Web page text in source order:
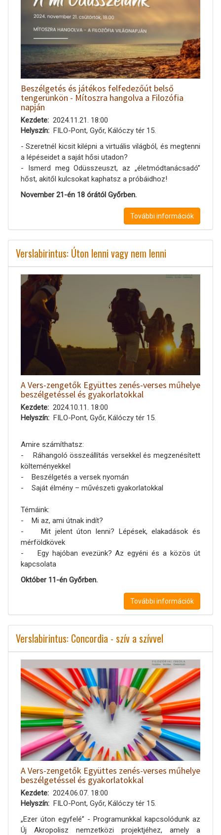
Beszélgetés és játékos felfedezőút belső
tengerünkön - Mítoszra hangolva a Filozófia
napján
Kezdete
2024.11.21. 18:00
Helyszín
FILO-Pont, Győr, Kálóczy tér 15.
- Szeretnél kicsit kilépni a virtuális világból, és megtenni
a lépéseidet a saját hősi utadon?
- Ismerd meg Odüsszeuszt, az „életmódtanácsadó”
hőst, akitől kulcsokat kaphatsz a próbáidhoz!
November 21-én 18 órától Győrben.
További információk
Verslabirintus: Úton lenni vagy nem lenni
A Vers-zengetők Együttes zenés-verses műhelye
beszélgetéssel és gyakorlatokkal
Kezdete
2024.10.11. 18:00
Helyszín
FILO-Pont, Győr, Kálóczy tér 15.
Amire számíthatsz:
- Ráhangoló összeállítás versekkel és megzenésített
költeményekkel
- Beszélgetés a versek nyomán
- Saját élmény – művészeti gyakorlatokkal
Témáink:
- Mi az, ami útnak indít?
- Mit jelent úton lenni? Lépések, elakadások és
mérföldkövek
- Egy hajóban evezünk? Az egyéni és a közös út
kapcsolata
Október 11-én Győrben.
További információk
Verslabirintus: Concordia - szív a szívvel
A Vers-zengetők Együttes zenés-verses műhelye
beszélgetéssel és gyakorlatokkal
Kezdete
2024.06.07. 18:00
Helyszín
FILO-Pont, Győr, Kálóczy tér 15.
„Ezer úton egyfelé” - Programunkkal kapcsolódunk az
Új Akropolisz nemzetközi projektjéhez, amely a